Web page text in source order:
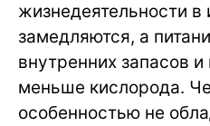
жизнедеятельности в
замедляются, а
внутренних запасов
меньше кислорода.
особенностью не